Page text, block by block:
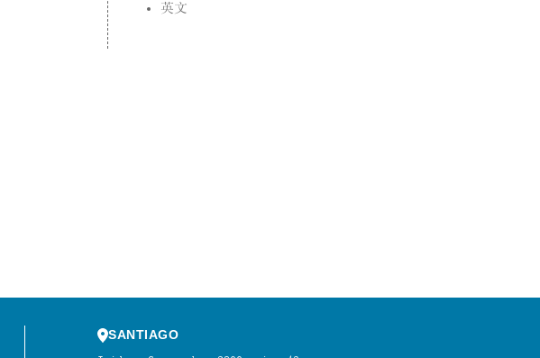
英文
SANTIAGO